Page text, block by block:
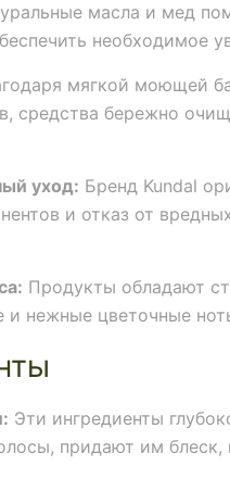
масла и мед
необходимое
мягкой моющей
средства бережно
уход: Бренд Kundal
и отказ от
Продукты обладают
нежные цветочные
Эти ингредиенты
придают им блеск,